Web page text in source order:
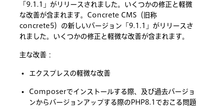
「9.1.1」がリリースされました。いくつかの修正と軽微
な改善が含まれます。Concrete CMS（旧称
concrete5）の新しいバージョン「9.1.1」がリリースさ
れました。いくつかの修正と軽微な改善が含まれます。
主な改善：
エクスプレスの軽微な改善
Composerでインストールする際、及び過去バージョ
ンからバージョンアップする際のPHP8.1でおこる問題